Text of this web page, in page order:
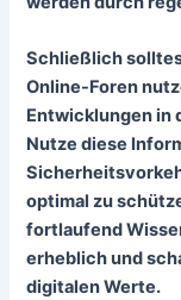
Schließlich
Online-Foren
Entwicklungen in
Nutze diese
optimal zu
fortlaufend
erheblich und
digitalen Werte.